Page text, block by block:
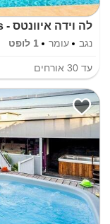
לה וידה איוונטס - La Vida Events
נגב עומר 1 לופט
עד 30 אורחים